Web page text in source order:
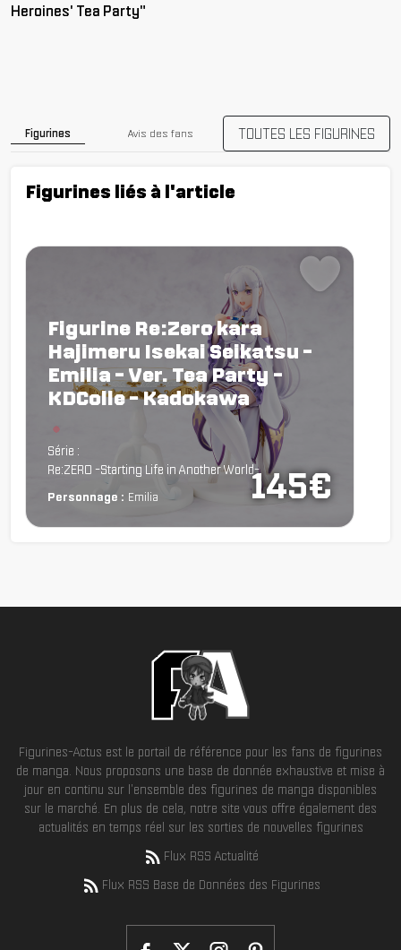
Heroines' Tea Party"
Figurines Avis des fans TOUTES LES FIGURINES
Figurines liés à l'article
145€
Figurine Re:Zero kara
Hajimeru Isekai Seikatsu -
Emilia - Ver. Tea Party -
KDColle - Kadokawa
Chargement...
Série :
Re:ZERO -Starting Life in Another World-
Personnage : Emilia
Figurines-Actus est le portail de référence pour les fans de figurines
de manga. Nous proposons une base de donnée exhaustive et mise à
jour en continu sur l'ensemble des figurines de manga disponibles
sur le marché. En plus de cela, notre site vous offre également des
actualités en temps réel sur les sorties de nouvelles figurines
Flux RSS Actualité
Flux RSS Base de Données des Figurines